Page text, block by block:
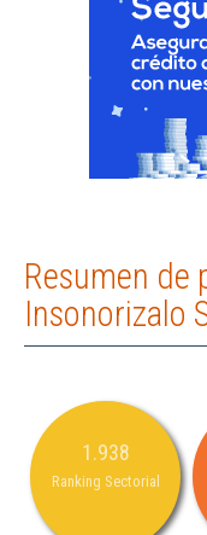
Resumen de
Insonorizalo
1.938
Ranking Sectorial